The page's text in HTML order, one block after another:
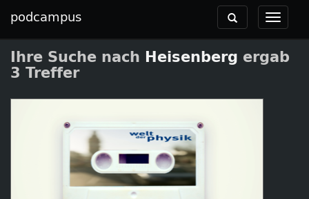
podcampus
Toggle
Toggle
navigation
Ihre Suche nach Heisenberg ergab
3 Treffer